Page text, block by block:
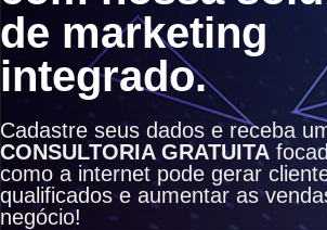
de marketing
integrado.
Cadastre seus dados e receba
CONSULTORIA GRATUITA
como a internet pode gerar
qualificados e aumentar as
negócio!